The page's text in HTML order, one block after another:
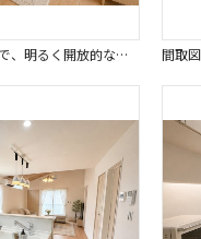
【リビング】勾配天井で、明るく開放的な空間の憩いのリビングダイニングです。※画像はイメージです。 窓も大きく光が入り家族の団らんにぴったりな温かい雰囲気です。 間取図